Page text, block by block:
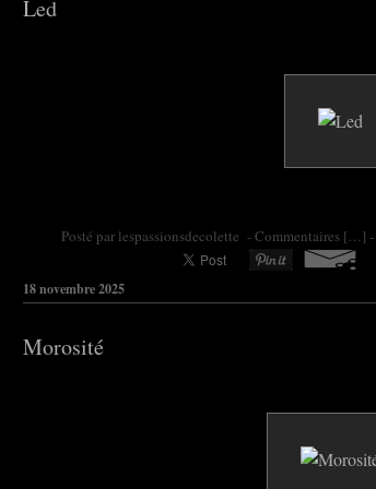
Led
Posté par colette95 à 09:21 -Commentaires […]
18 novembre 2025
Morosité